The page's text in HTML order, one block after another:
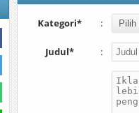
Kategori* :
Judul* :